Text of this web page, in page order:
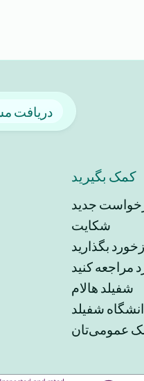
دریافت
کمک بگیرید
جدید
شکایت
بگذارید
مراجعه کنید
شفیلد هالام
شفیلد
عمومی‌تان